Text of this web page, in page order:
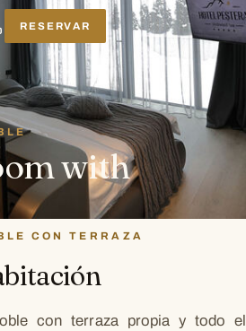
RESERVAR
with
CON TERRAZA
con terraza propia y todo el